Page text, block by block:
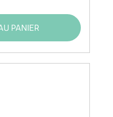
PANIER